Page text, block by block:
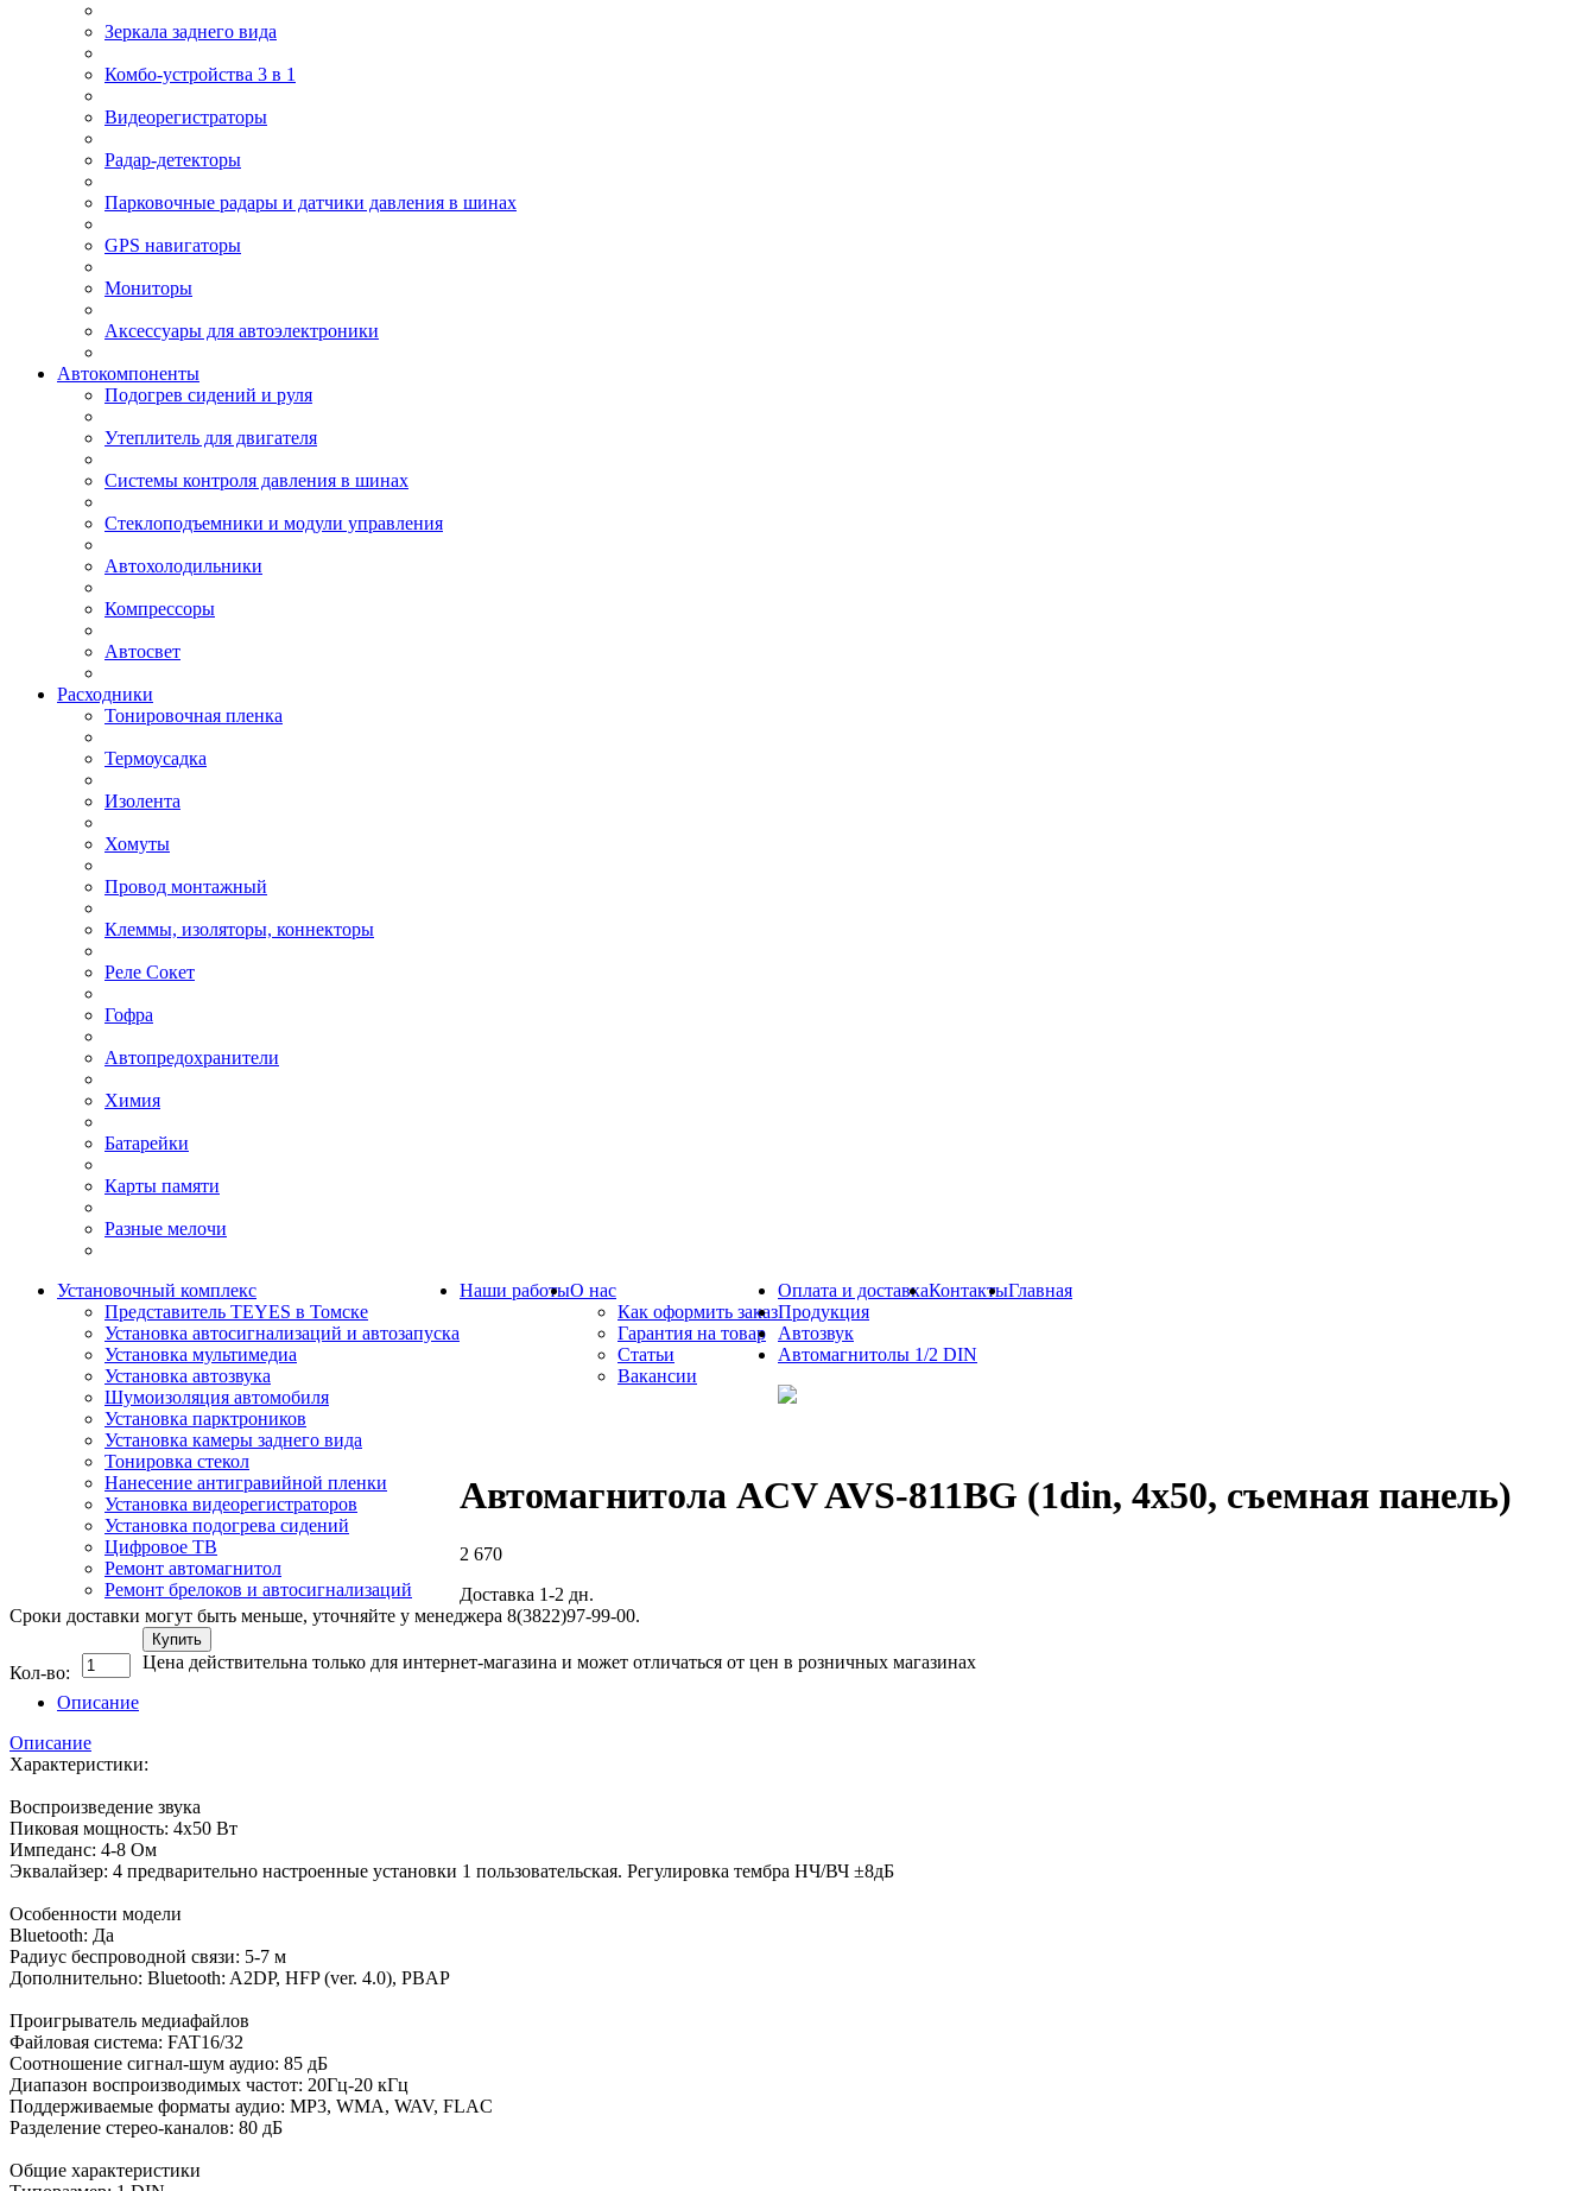
Зеркала заднего вида
Комбо-устройства 3 в 1
Видеорегистраторы
Радар-детекторы
Парковочные радары и датчики давления в шинах
GPS навигаторы
Мониторы
Аксессуары для автоэлектроники
Автокомпоненты
Подогрев сидений и руля
Утеплитель для двигателя
Системы контроля давления в шинах
Стеклоподъемники и модули управления
Автохолодильники
Компрессоры
Автосвет
Расходники
Тонировочная пленка
Термоусадка
Изолента
Хомуты
Провод монтажный
Клеммы, изоляторы, коннекторы
Реле Сокет
Гофра
Автопредохранители
Химия
Батарейки
Карты памяти
Разные мелочи
Установочный комплекс
Представитель TEYES в Томске
Установка автосигнализаций и автозапуска
Установка мультимедиа
Установка автозвука
Шумоизоляция автомобиля
Установка парктроников
Установка камеры заднего вида
Тонировка стекол
Нанесение антигравийной пленки
Установка видеорегистраторов
Установка подогрева сидений
Цифровое ТВ
Ремонт автомагнитол
Ремонт брелоков и автосигнализаций
Наши работыО нас
Как оформить заказ
Гарантия на товар
Статьи
Вакансии
Оплата и доставкаКонтактыГлавная
Продукция
Автозвук
Автомагнитолы 1/2 DIN
Автомагнитола ACV AVS-811BG (1din, 4х50, съемная панель)
2 670
Доставка 1-2 дн.
Сроки доставки могут быть меньше, уточняйте у менеджера 8(3822)97-99-00.
Кол-во:
Купить
Цена действительна только для интернет-магазина и может отличаться от цен в розничных магазинах
Описание
Описание
Характеристики:
Воспроизведение звука
Пиковая мощность: 4х50 Вт
Импеданс: 4-8 Ом
Эквалайзер: 4 предварительно настроенные установки 1 пользовательская. Регулировка тембра НЧ/ВЧ ±8дБ
Особенности модели
Bluetooth: Да
Радиус беспроводной связи: 5-7 м
Дополнительно: Bluetooth: A2DP, HFP (ver. 4.0), PBAP
Проигрыватель медиафайлов
Файловая система: FAT16/32
Соотношение сигнал-шум аудио: 85 дБ
Диапазон воспроизводимых частот: 20Гц-20 кГц
Поддерживаемые форматы аудио: MP3, WMA, WAV, FLAC
Разделение стерео-каналов: 80 дБ
Общие характеристики